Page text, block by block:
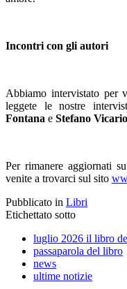
Incontri con gli autori
Abbiamo intervistato per
leggete le nostre
Fontana e Stefano Vicario
Per rimanere aggiornati
venite a trovarci sul sito
Pubblicato in Libri
Etichettato sotto
luglio 2026 il libro
passaparola del libro
news
ultime notizie